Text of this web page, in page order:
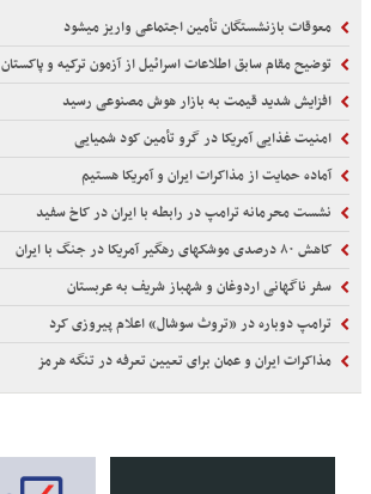
معوقات بازنشستگان تأمین اجتماعی واریز میشود
توضیح مقام سابق اطلاعات اسرائیل از آزمون ترکیه و پاکستان
افزایش شدید قیمت به بازار هوش مصنوعی رسید
امنیت غذایی آمریکا در گرو تأمین کود شمیایی
آماده حمایت از مذاکرات ایران و آمریکا هستیم
نشست محرمانه ترامپ در رابطه با ایران در کاخ سفید
کاهش ۸۰ درصدی موشکهای رهگیر آمریکا در جنگ با ایران
سفر ناگهانی اردوغان و شهباز شریف به عربستان
ترامپ دوباره در «تروث سوشال» اعلام پیروزی کرد
مذاکرات ایران و عمان برای تعیین تعرفه در تنگه هرمز